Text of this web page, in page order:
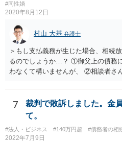
#同性婚
2020年8月12日
村山 大基 弁護士
＞もし支払義務が生じた場合、相続
るのでしょうか…？ ①御父上の債務
わなくて構いませんが、 ②相談者さ
いないので何とも言えません。 そも
印鑑証明まで用意して推定相続人に
がします。 もし何らかの義務を相続
します。
7
裁判で敗訴しました。金
て。
#法人・ビジネス #140万円超 #債務者の相
2022年7月9日